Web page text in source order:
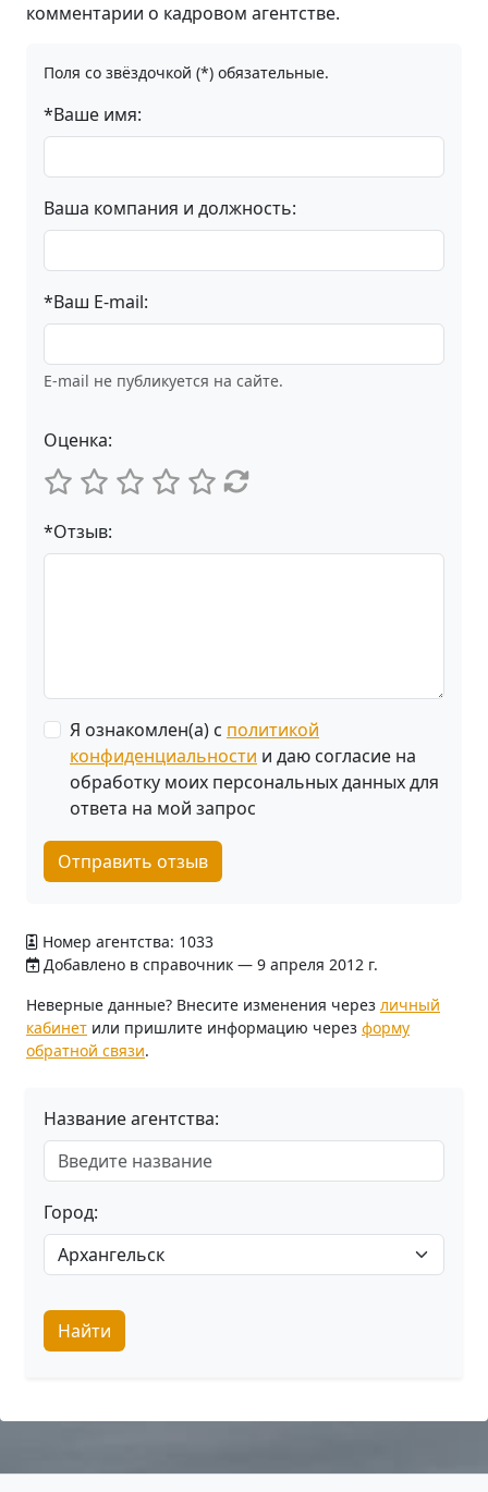
комментарии о кадровом агентстве.
Поля со звёздочкой (*) обязательные.
*Ваше имя:
Ваша компания и должность:
*Ваш E-mail:
E-mail не публикуется на сайте.
Оценка:
*Отзыв:
Я ознакомлен(а) с политикой
конфиденциальности и даю согласие на
обработку моих персональных данных для
ответа на мой запрос
Отправить отзыв
Номер агентства: 1033
Добавлено в справочник — 9 апреля 2012 г.
Неверные данные? Внесите изменения через личный
кабинет или пришлите информацию через форму
обратной связи.
Название агентства:
Город:
Найти